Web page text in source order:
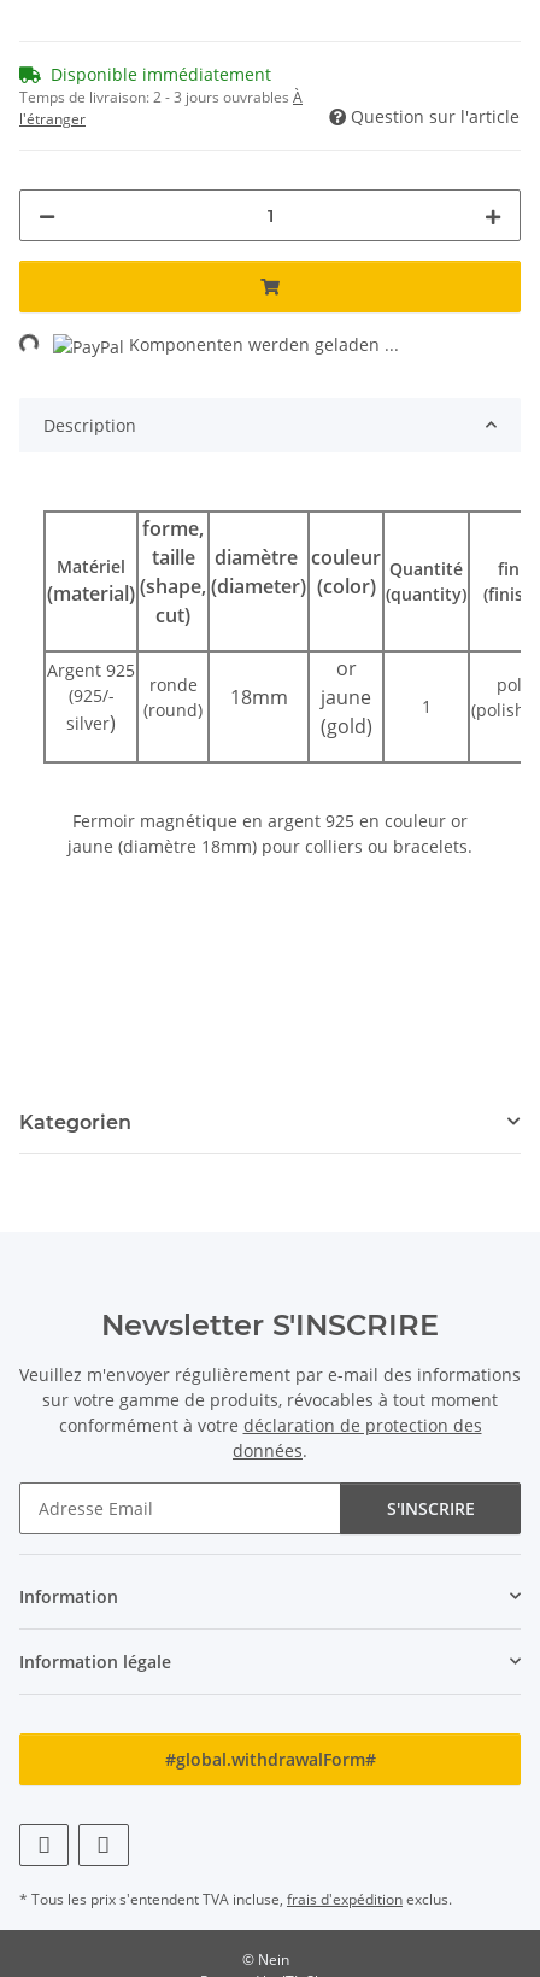
Disponible immédiatement
Temps de livraison:2 - 3 jours ouvrables À
l'étranger
Question sur l'article
Komponenten werden geladen ...
Description
Matériel
(material)
forme,
taille
(shape,
cut)
diamètre
(diameter)
couleur
(color)
Quantité
(quantity)
fini
(finish)
Argent 925
(925/-
silver)
ronde
(round)
18mm
or
jaune
(gold)
1
poli
Fermoir magnétique en argent 925 en couleur or
jaune (diamètre 18mm) pour colliers ou bracelets.
Kategorien
Newsletter S'INSCRIRE
Veuillez m'envoyer régulièrement par e-mail des informations
sur votre gamme de produits, révocables à tout moment
conformément à votre déclaration de protection des
données.
S'INSCRIRE
Information
Information légale
#global.withdrawalForm#
* Tous les prix s'entendent TVA incluse, frais d'expéditionexclus.
© Nein